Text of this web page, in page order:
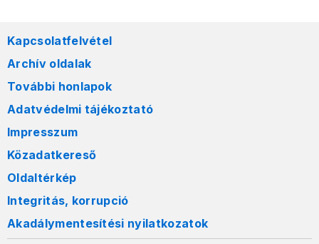
Kapcsolatfelvétel
Archív oldalak
További honlapok
Adatvédelmi tájékoztató
Impresszum
Közadatkereső
Oldaltérkép
Integritás, korrupció
Akadálymentesítési nyilatkozatok